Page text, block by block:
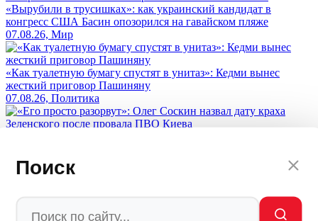
Поиск
«Вырубили в трусишках»: как украинский кандидат в
конгресс США Басин опозорился на гавайском пляже
07.08.26, Мир
«Как туалетную бумагу спустят в унитаз»: Кедми вынес
жесткий приговор Пашиняну
07.08.26, Политика
07.08.26, Украина
Польша готовится к войне с Украиной, а не с Россией —
неожиданный поворот Варшавы